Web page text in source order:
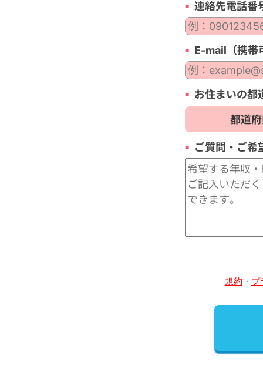
連絡先電話番
E-mail（携帯
お住まいの都
ご質問・ご希
規約 ・ プ